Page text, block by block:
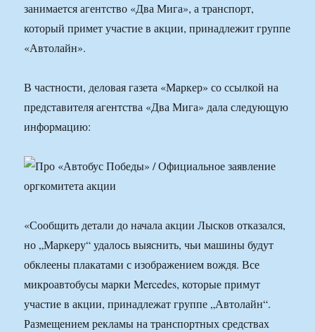
занимается агентство «Два Мига», а транспорт,
который примет участие в акции, принадлежит группе
«Автолайн».
В частности, деловая газета «Маркер» со ссылкой на
представителя агентства «Два Мига» дала следующую
информацию:
«Сообщить детали до начала акции Лысков отказался,
но „Маркеру“ удалось выяснить, чьи машины будут
обклеены плакатами с изображением вождя. Все
микроавтобусы марки Mercedes, которые примут
участие в акции, принадлежат группе „Автолайн“.
Размещением рекламы на транспортных средствах